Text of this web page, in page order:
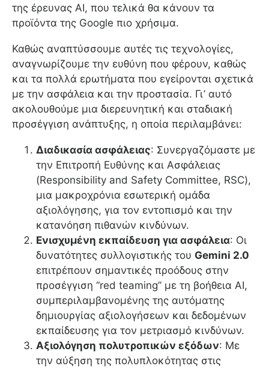
της έρευνας AI, που τελικά θα κάνουν τα
προϊόντα της Google πιο χρήσιμα.
Καθώς αναπτύσσουμε αυτές τις τεχνολογίες,
αναγνωρίζουμε την ευθύνη που φέρουν, καθώς
και τα πολλά ερωτήματα που εγείρονται σχετικά
με την ασφάλεια και την προστασία. Γι’ αυτό
ακολουθούμε μια διερευνητική και σταδιακή
προσέγγιση ανάπτυξης, η οποία περιλαμβάνει:
Διαδικασία ασφάλειας: Συνεργαζόμαστε με
την Επιτροπή Ευθύνης και Ασφάλειας
(Responsibility and Safety Committee, RSC),
μια μακροχρόνια εσωτερική ομάδα
αξιολόγησης, για τον εντοπισμό και την
κατανόηση πιθανών κινδύνων.
Ενισχυμένη εκπαίδευση για ασφάλεια: Οι
δυνατότητες συλλογιστικής του Gemini 2.0
επιτρέπουν σημαντικές προόδους στην
προσέγγιση “red teaming” με τη βοήθεια AI,
συμπεριλαμβανομένης της αυτόματης
δημιουργίας αξιολογήσεων και δεδομένων
εκπαίδευσης για τον μετριασμό κινδύνων.
Αξιολόγηση πολυτροπικών εξόδων: Με
την αύξηση της πολυπλοκότητας στις